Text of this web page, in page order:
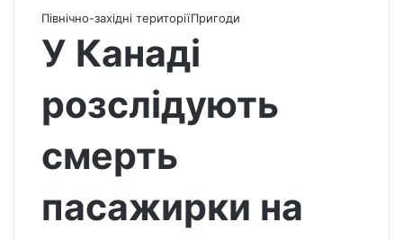
Північно-західні територіїПригоди
У Канаді
розслідують
смерть
пасажирки на